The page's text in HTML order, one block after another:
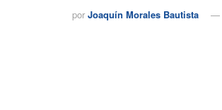
por Joaquín Morales Bautista